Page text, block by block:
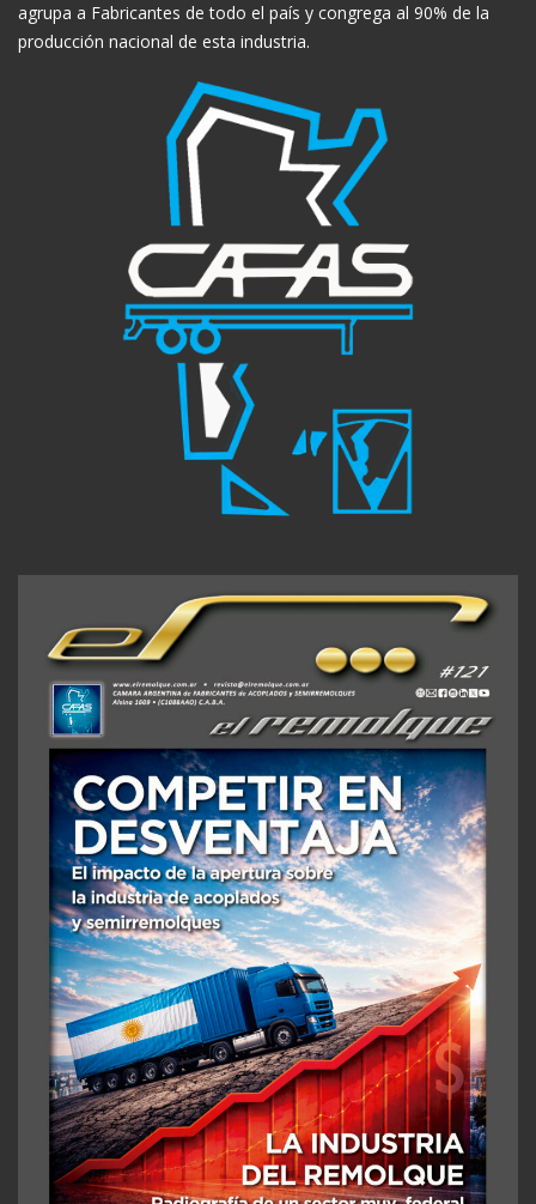
agrupa a Fabricantes de todo el país y congrega al 90% de la
producción nacional de esta industria.